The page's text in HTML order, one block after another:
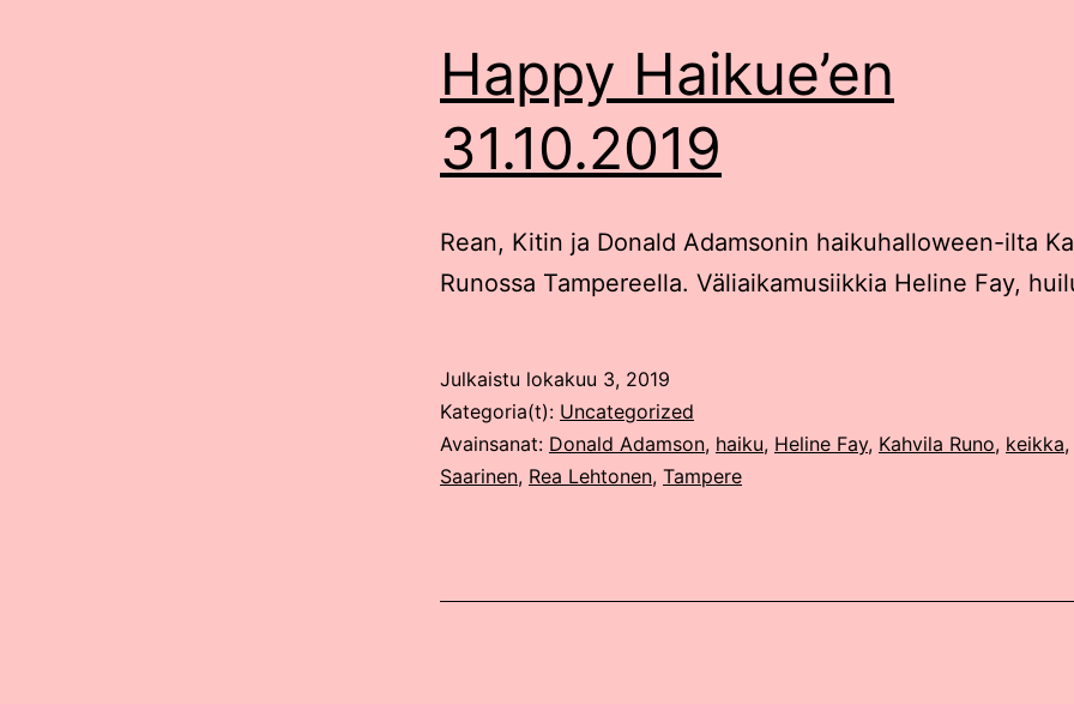
Happy Haikue’en
31.10.2019
Rean, Kitin ja Donald Adamsonin haikuhalloween-ilta
Runossa Tampereella. Väliaikamusiikkia Heline Fay,
Julkaistu lokakuu 3, 2019
Kategoria(t): Uncategorized
Avainsanat: Donald Adamson, haiku, Heline Fay, Kahvila Runo, keikka,
Saarinen, Rea Lehtonen, Tampere